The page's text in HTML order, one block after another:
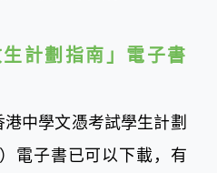
計劃指南」電子書
中學文憑考試學生計劃
電子書已可以下載，有